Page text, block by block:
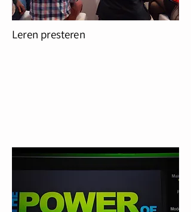
Leren presteren